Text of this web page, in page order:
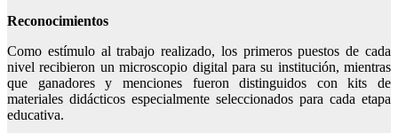
Reconocimientos
Como estímulo al trabajo realizado, los primeros puestos de cada
nivel recibieron un microscopio digital para su institución, mientras
que ganadores y menciones fueron distinguidos con kits de
materiales didácticos especialmente seleccionados para cada etapa
educativa.